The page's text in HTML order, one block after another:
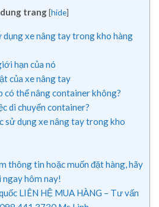
trang [hide]
dụng xe nâng tay trong kho hàng
hạn của nó
của xe nâng tay
có thể nâng container không?
di chuyển container?
sử dụng xe nâng tay trong kho
thông tin hoặc muốn đặt hàng, hãy
hôm nay!
LIÊN HỆ MUA HÀNG – Tư vấn